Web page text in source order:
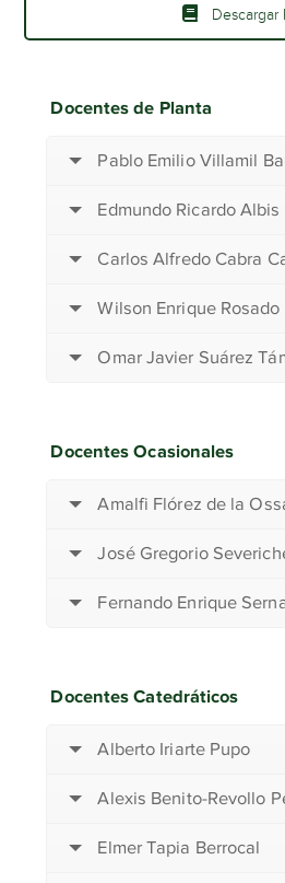
Descargar
Docentes de Planta
Pablo Emilio Villamil
Edmundo Ricardo Albis
Carlos Alfredo Cabra
Wilson Enrique Rosado
Omar Javier Suárez
Docentes Ocasionales
Amalfi Flórez de la
José Gregorio
Fernando Enrique
Docentes Catedráticos
Alberto Iriarte Pupo
Alexis Benito-Revollo
Elmer Tapia Berrocal